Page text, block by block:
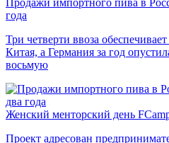
Продажи импортного пива в
года
Три четверти ввоза
Китая, а Германия за год
восьмую
Женский менторский день
Проект адресован